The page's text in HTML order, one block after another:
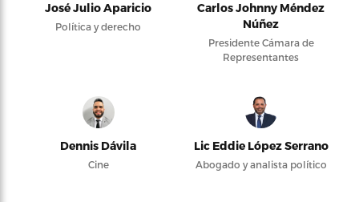
José Julio Aparicio
Política y derecho
Carlos Johnny Méndez
Núñez
Presidente Cámara de
Representantes
Dennis Dávila
Cine
Lic Eddie López Serrano
Abogado y analista político